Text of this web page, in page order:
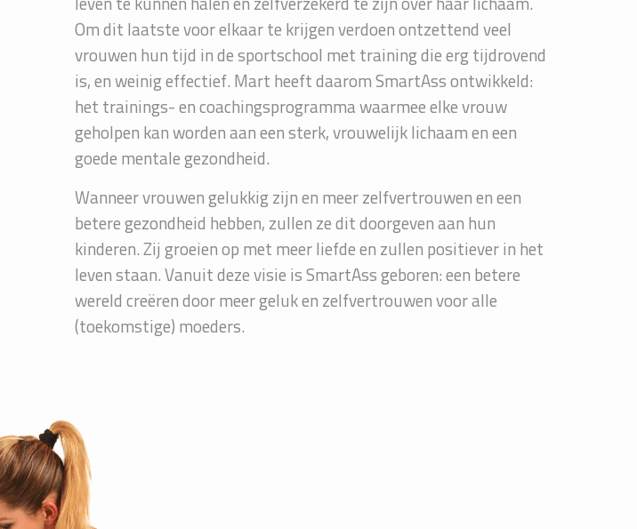
Om dit laatste voor elkaar te krijgen verdoen ontzettend veel
vrouwen hun tijd in de sportschool met training die erg tijdrovend
is, en weinig effectief. Mart heeft daarom SmartAss ontwikkeld:
het trainings- en coachingsprogramma waarmee elke vrouw
geholpen kan worden aan een sterk, vrouwelijk lichaam en een
goede mentale gezondheid.
Wanneer vrouwen gelukkig zijn en meer zelfvertrouwen en een
betere gezondheid hebben, zullen ze dit doorgeven aan hun
kinderen. Zij groeien op met meer liefde en zullen positiever in het
leven staan. Vanuit deze visie is SmartAss geboren: een betere
wereld creëren door meer geluk en zelfvertrouwen voor alle
(toekomstige) moeders.